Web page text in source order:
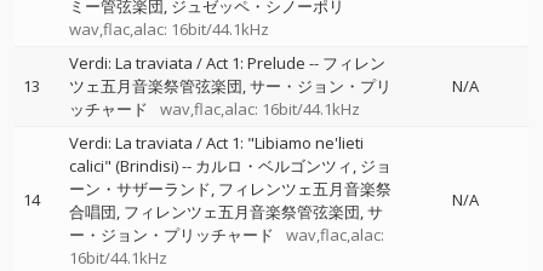
ミー管弦楽団 ジュゼッペ・シノーポリ
wav,flac,alac: 16bit/44.1kHz
13
Verdi: La traviata / Act 1: Prelude -- フィレン
ツェ五月音楽祭管弦楽団 サー・ジョン・プリ
ッチャード
wav,flac,alac: 16bit/44.1kHz
N/A
14
Verdi: La traviata / Act 1: "Libiamo ne'lieti
calici" (Brindisi)-- カルロ・ベルゴンツィ ジョ
ーン・サザーランド フィレンツェ五月音楽祭
合唱団 フィレンツェ五月音楽祭管弦楽団 サ
ー・ジョン・プリッチャード
wav,flac,alac:
16bit/44.1kHz
N/A